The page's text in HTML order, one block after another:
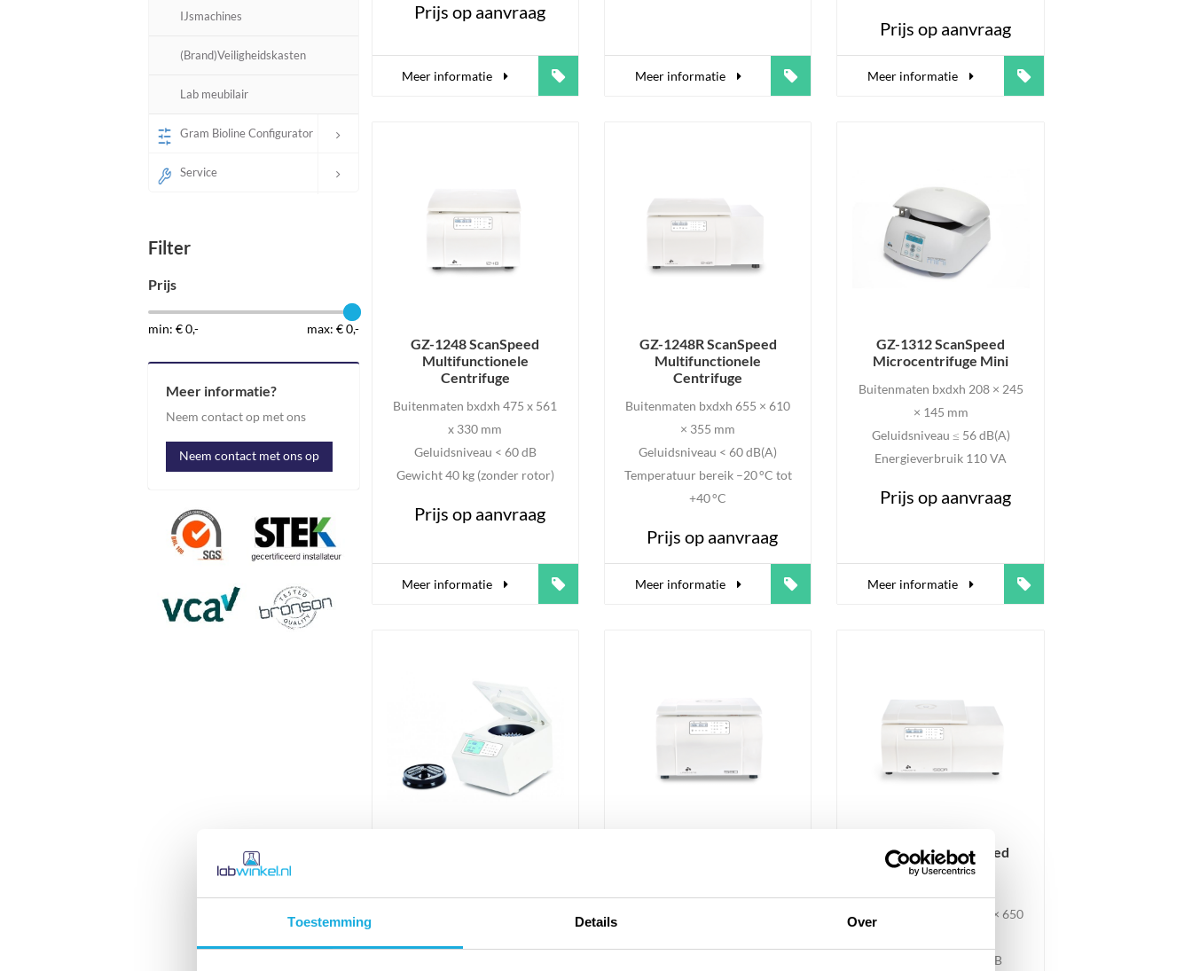
Toestemming Details Over
IJsmachines
(Brand)Veiligheidskasten
Lab meubilair
Gram Bioline Configurator
Service
Filter
Prijs
min: € 0,- max: € 0,-
Meer informatie?
Neem contact op met ons
Neem contact met ons op
Prijs op aanvraag
Meer informatie Meer informatie
Prijs op aanvraag
Meer informatie
GZ-1248 ScanSpeed
Multifunctionele
Centrifuge
Buitenmaten bxdxh 475 x 561
x 330 mm
Geluidsniveau < 60 dB
Gewicht 40 kg (zonder rotor)
Prijs op aanvraag
Meer informatie
GZ-1248R ScanSpeed
Multifunctionele
Centrifuge
Buitenmaten bxdxh 655 × 610
× 355 mm
Geluidsniveau < 60 dB(A)
Temperatuur bereik –20 °C tot
+40 °C
Prijs op aanvraag
Meer informatie
GZ-1312 ScanSpeed
Microcentrifuge Mini
Buitenmaten bxdxh 208 × 245
× 145 mm
Geluidsniveau ≤ 56 dB(A)
Energieverbruik 110 VA
Prijs op aanvraag
Meer informatie
Buitenmaten bxdxh 240 × 378
Geluidsniveau ≤ 60 dB(A)
GZ-1580R ScanSpeed
Multifunctionele
Buitenmaten bxdxh 770 × 650
Geluidsniveau ≤ 60 dB